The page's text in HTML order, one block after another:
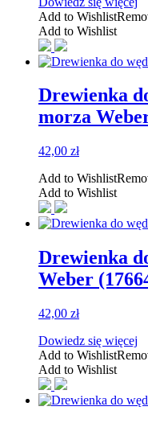
Add to Wishlist
Add to Wishlist
Drewienka
morza
42,00 zł
Add to Wishlist
Add to Wishlist
Drewienka
Weber
42,00 zł
Dowiedz się więcej
Add to Wishlist
Add to Wishlist